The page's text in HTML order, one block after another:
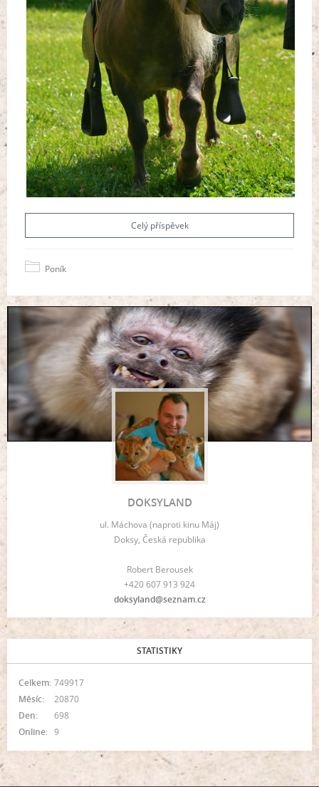
Celý příspěvek
Poník
DOKSYLAND
ul. Máchova (naproti kinu Máj)
Doksy, Česká republika
Robert Berousek
+420 607 913 924
doksyland@seznam.cz
STATISTIKY
Online: 9
Celkem: 749917
Měsíc:
20870
Den:
698